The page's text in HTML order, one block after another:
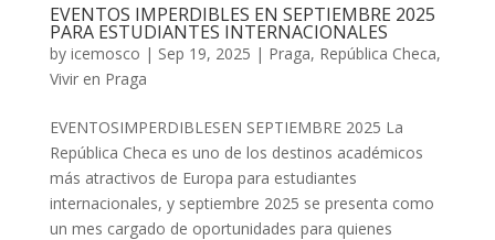
EVENTOS IMPERDIBLES EN SEPTIEMBRE 2025
PARA ESTUDIANTES INTERNACIONALES
by icemosco | Sep 19, 2025 | Praga, República Checa,
Vivir en Praga
EVENTOSIMPERDIBLESEN SEPTIEMBRE 2025 La
República Checa es uno de los destinos académicos
más atractivos de Europa para estudiantes
internacionales, y septiembre 2025 se presenta como
un mes cargado de oportunidades para quienes